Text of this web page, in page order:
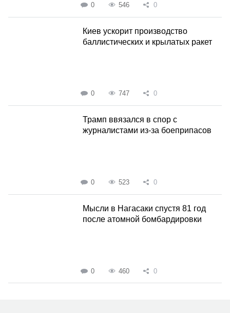
0 546 0
Киев ускорит производство
баллистических и крылатых ракет
0 747 0
Трамп ввязался в спор с
журналистами из-за боеприпасов
0 523 0
Мысли в Нагасаки спустя 81 год
после атомной бомбардировки
0 460 0